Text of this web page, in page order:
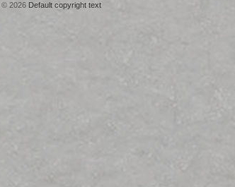
© 2026 Default copyright text